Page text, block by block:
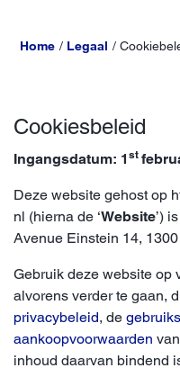
Home Legaal
Cookiesbeleid
Ingangsdatum: 1 st
Deze website gehost op
nl (hierna de ‘Website’)
Avenue Einstein 14, 1300
Gebruik deze website op
alvorens verder te gaan,
privacybeleid, de
aankoopvoorwaarden
inhoud daarvan bindend